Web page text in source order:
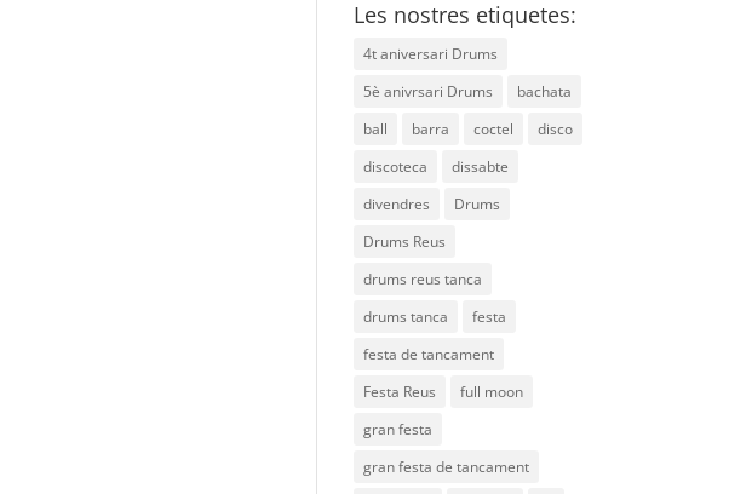
Les nostres etiquetes:
4t aniversari Drums
5è anivrsari Drums
bachata
ball
barra coctel
disco
discoteca
dissabte
divendres
Drums
Drums Reus
drums reus tanca
drums tanca
festa
festa de tancament
Festa Reus
full moon
gran festa
gran festa de tancament